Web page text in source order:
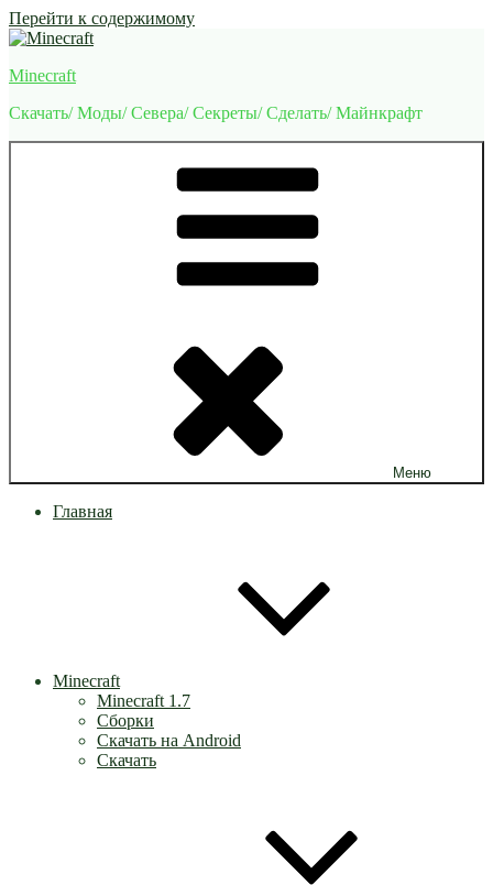
Перейти к содержимому
Minecraft
Скачать/ Моды/ Севера/ Секреты/ Сделать/ Майнкрафт
Меню
Главная
Minecraft
Minecraft 1.7
Сборки
Скачать на Android
Скачать